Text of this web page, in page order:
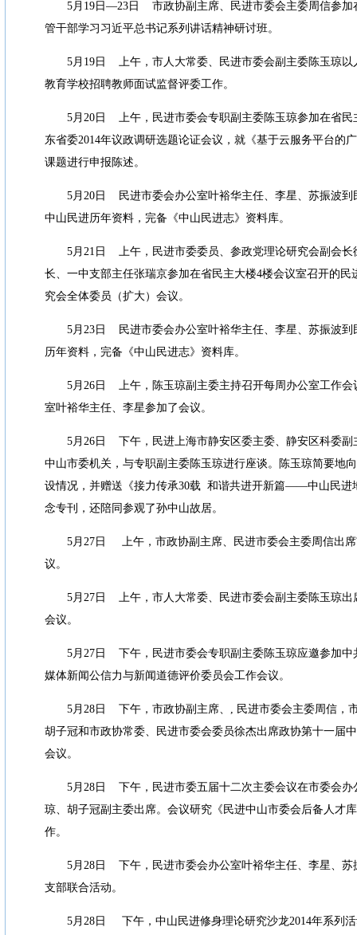
5月 19日 —23日
市政协副主席、民进市委会主委周信参
管干部学习习近平总书记系列讲话精神研讨班。
5月 19日
上午，市人大常委、民进市委会副主委陈玉琼
教育学校招聘教师面试监督评委工作。
5月 20日
上午，民进市委会专职副主委陈玉琼参加在省民
东省委2014年议政调研选题论证会议，就《基于云服务平台的
课题进行申报陈述。
5月 20日
民进市委会办公室叶裕华主任、李星、苏振波
中山民进历年资料，完备《中山民进志》资料库。
5月 21 日
上午，民进市委委员、参政党理论研究会副会
长、一中支部主任张瑞京参加在省民主大楼4楼会议室召开的民
究会全体委员（扩大）会议。
5月 23日
民进市委会办公室叶裕华主任、李星、苏振波
历年资料，完备《中山民进志》资料库。
5月 26日
上午，陈玉琼副主委主持召开每周办公室工作
室叶裕华主任、李星参加了会议。
5月 26日
下午，民进上海市静安区委主委、静安区科委
中山市委机关，与专职副主委陈玉琼进行座谈。陈玉琼简要地
设情况，并赠送《接力传承30载 和谐共进开新篇——中山民进
念专刊，还陪同参观了孙中山故居。
5月 27日
上午，市政协副主席、民进市委会主委周信出
议。
5月 27日
上午，市人大常委、民进市委会副主委陈玉琼
会议。
5月 27日
下午，民进市委会专职副主委陈玉琼应邀参加
媒体新闻公信力与新闻道德评价委员会工作会议。
5月 28日
下午，市政协副主席、, 民进市委会主委周信，
胡子冠和市政协常委、民进市委会委员徐杰出席政协第十一届
会议。
5月 28日
下午，民进市委五届十二次主委会议在市委会
琼、胡子冠副主委出席。会议研究《民进中山市委会后备人才
作。
5月 28日
下午，民进市委会办公室叶裕华主任、李星、
支部联合活动。
5月 28日 下午，中山民进修身理论研究沙龙2014年系列